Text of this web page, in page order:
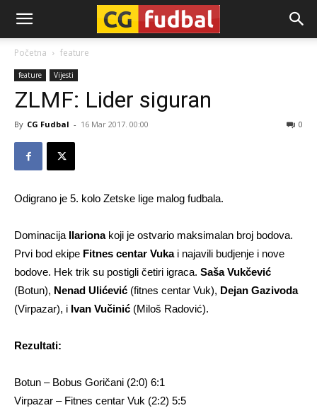
CG-
Fudbal
Početna feature
feature Vijesti
ZLMF: Lider siguran
By CG Fudbal - 16 Mar 2017. 00:00 0
Odigrano je 5. kolo Zetske lige malog fudbala.
Dominacija Ilarionakoji je ostvario maksimalan broj bodova.
Prvi bod ekipe Fitnes centar Vukai najavili budjenje i nove
bodove. Hek trik su postigli četiri igraca. Saša Vukčević
(Botun), Nenad Ulićević (fitnes centar Vuk), Dejan Gazivoda
(Virpazar), i Ivan Vučinić (Miloš Radović).
Rezultati:
Botun – Bobus Goričani (2:0) 6:1
Virpazar – Fitnes centar Vuk (2:2) 5:5